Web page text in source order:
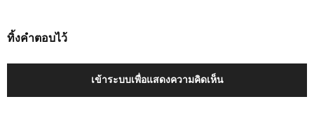
ทิ้งคำตอบไว้
เข้าระบบเพื่อแสดงความคิดเห็น